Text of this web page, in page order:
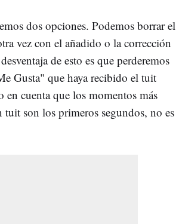
dos opciones. Podemos borrar el
vez con el añadido o la corrección
de esto es que perderemos
Gusta" que haya recibido el tuit
en cuenta que los momentos más
tuit son los primeros segundos, no es